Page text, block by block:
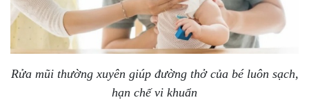
Rửa mũi thường xuyên giúp đường thở của bé luôn sạch,
hạn chế vi khuẩn